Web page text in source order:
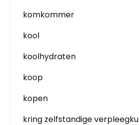
komkommer
kool
koolhydraten
koop
kopen
kring zelfstandige